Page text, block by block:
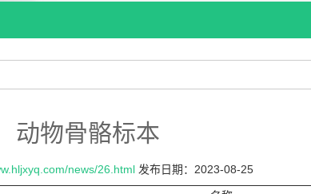
动物骨骼标本
news/26.html 发布日期：2023-08-25